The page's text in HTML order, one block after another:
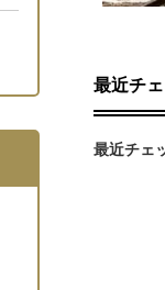
最近チ
最近チェ